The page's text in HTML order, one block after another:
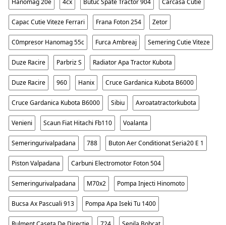
Hanomag 20e 4cx Butuc Spate Tractor 904 Carcasa Cutie
Capac Cutie Viteze Ferrari Frana Foton 254 Zetor
C0mpresor Hanomag 55c Furca Ambreaj Semering Cutie Viteze
Duze Racire Parbriz S Radiator Apa Tractor Kubota
Duze Racire 960 Hanix Cruce Gardanica Kubota B6000
Cruce Gardanica Kubota B6000 Sibiu Axroatatractorkubota
Venieni Scaun Fiat Hitachi Fb110 Voalanta
Semeringurivalpadana 788 Buton Aer Conditionat Seria20 E 1
Piston Valpadana Carbuni Electromotor Foton 504
Semeringurivalpadana M70x2 Pompa Injecti Hinomoto
Bucsa Ax Pascuali 913 Pompa Apa Iseki Tu 1400